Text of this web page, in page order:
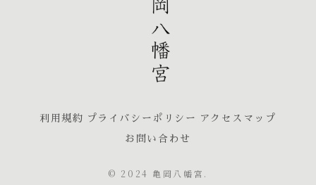
利用規約 プライバシーポリシー アクセスマップ
お問い合わせ
© 2024 亀岡八幡宮.